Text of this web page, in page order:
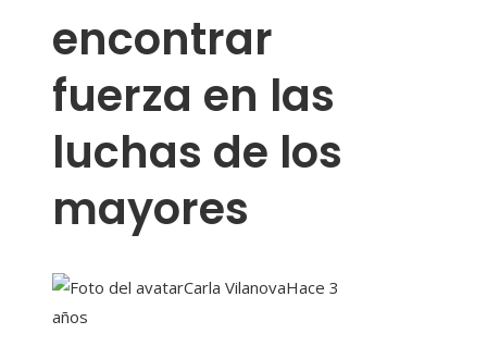
encontrar
fuerza en las
luchas de los
mayores
Carla VilanovaHace 3
años